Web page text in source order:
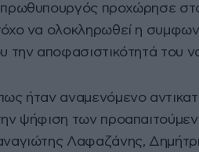
προχώρησε
να ολοκληρωθεί η
την αποφασιστικότητά του
ήταν αναμενόμενο
ψήφιση των
Λαφαζάνης,